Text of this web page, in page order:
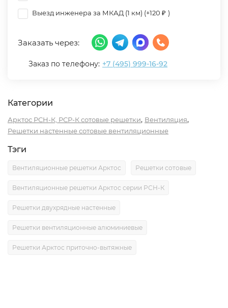
Выезд инженера за МКАД (1 км) (+120 ₽ )
Заказать через:
Заказ по телефону: +7 (495) 999-16-92
Категории
Арктос РСН-К, РСР-К сотовые решетки, Вентиляция,
Решетки настенные сотовые вентиляционные
Тэги
Вентиляционные решетки Арктос Решетки сотовые
Вентиляционные решетки Арктос серии РСН-К
Решетки двухрядные настенные
Решетки вентиляционные алюминиевые
Решетки Арктос приточно-вытяжные